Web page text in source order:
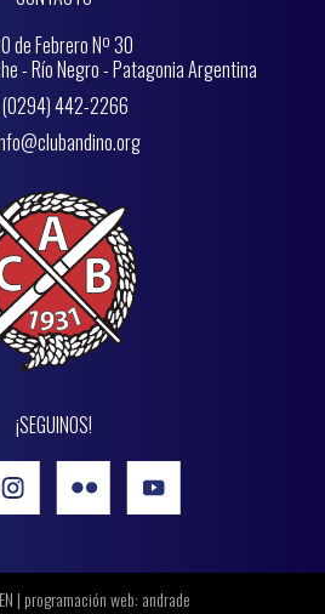
de Febrero Nº 30
- Río Negro - Patagonia Argentina
442-2266
¡SEGUINOS!
| programación web: andrade